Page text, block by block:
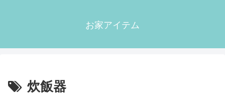
お家アイテム
炊飯器